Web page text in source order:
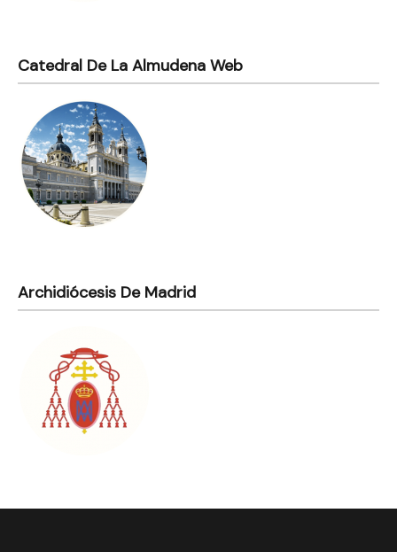
Catedral De La Almudena Web
Archidiócesis De Madrid